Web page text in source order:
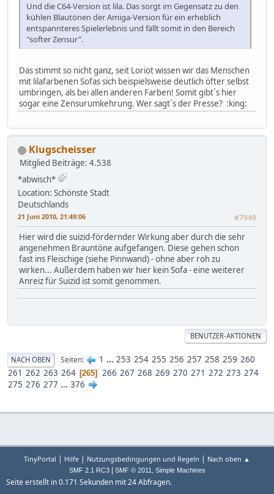
Und die C64-Version ist lila. Das sorgt im Gegensatz zu den
kühlen Blautönen der Amiga-Version für ein erheblich
entspannteres Spielerlebnis und fällt somit in den Bereich
"softer Zensur".
Das stimmt so nicht ganz, seit Loriot wissen wir das Menschen
mit lilafarbenen Sofas sich beispielsweise deutlich öfter selbst
umbringen, als bei allen anderen Farben! Somit gibt´s hier
sogar eine Zensurumkehrung. Wer sagt´s der Presse? :king:
Klugscheisser
Mitglied Beiträge: 4.538
*abwisch*
Location: Schönste Stadt
Deutschlands
21 Juni 2010, 21:49:06 #7949
Hier wird die suizid-fördernder Wirkung aber durch die sehr
angenehmen Brauntöne aufgefangen. Diese gehen schon
fast ins Fleischige (siehe Pinnwand) - ohne aber roh zu
wirken... Außerdem haben wir hier kein Sofa - eine weiterer
Anreiz für Suizid ist somit genommen.
BENUTZER-AKTIONEN
NACH OBEN Seiten 1 ... 253 254 255 256 257 258 259 260
261 262 263 264 265 266 267 268 269 270 271 272 273 274
275 276 277 ... 376
TinyPortal | Hilfe | Nutzungsbedingungen und Regeln | Nach oben ▲
SMF 2.1 RC3| SMF © 2011 , Simple Machines
Seite erstellt in 0.171 Sekunden mit 24 Abfragen.